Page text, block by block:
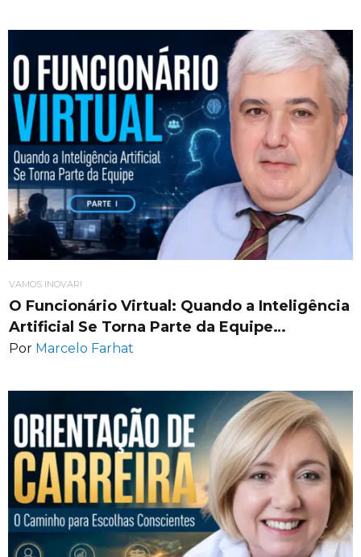
VAMOS INOVAR!
O Funcionário Virtual: Quando a Inteligência
Artificial Se Torna Parte da Equipe…
Por Marcelo Farhat